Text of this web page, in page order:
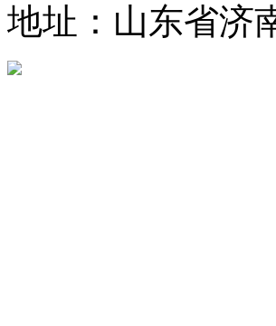
地址：山东省济